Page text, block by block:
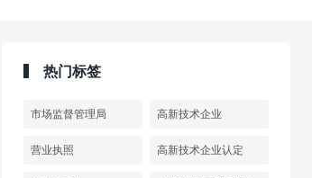
热门标签
市场监督管理局 高新技术企业
营业执照 高新技术企业认定